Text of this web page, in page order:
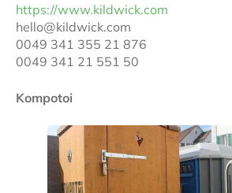
https://www.kildwick.com
hello@kildwick.com
0049 341 355 21 876
0049 341 21 551 50
Kompotoi